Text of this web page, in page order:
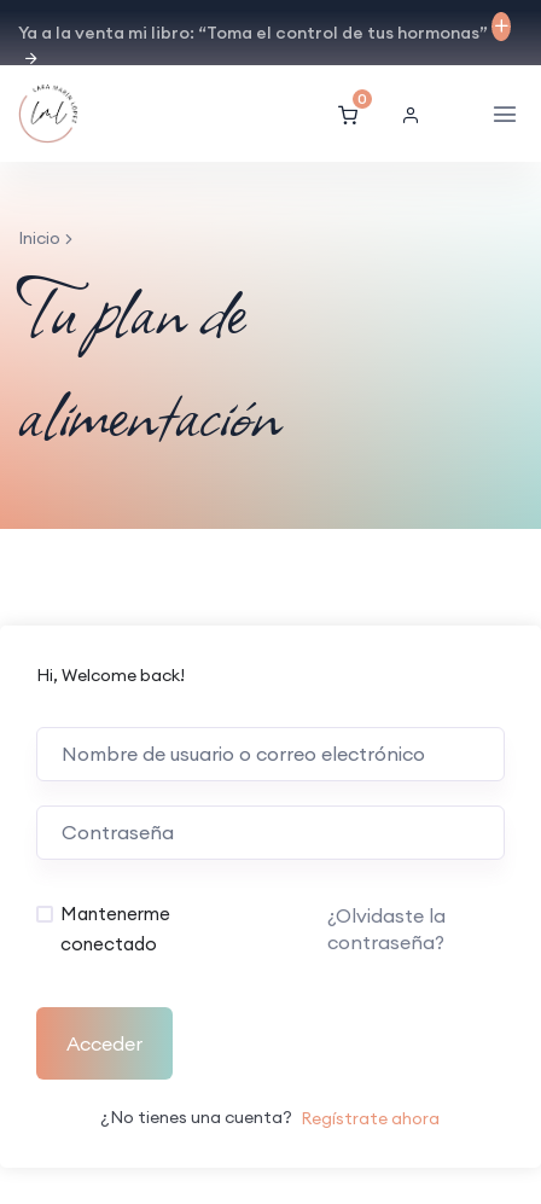
Ya a la venta mi libro: “Toma el control de tus hormonas”
0
Inicio
Tu plan de
alimentación
Hi, Welcome back!
Mantenerme
conectado
¿Olvidaste la
contraseña?
Acceder
¿No tienes una cuenta? Regístrate ahora